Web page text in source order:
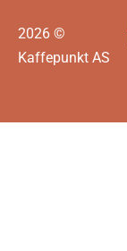
2026 ©
Kaffepunkt AS